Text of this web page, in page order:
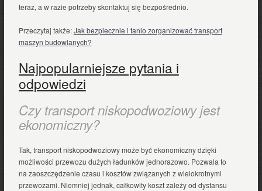
teraz, a w razie potrzeby skontaktuj się bezpośrednio.
Przeczytaj także:Jak bezpiecznie i tanio zorganizować transport
maszyn budowlanych?
Najpopularniejsze pytania i
odpowiedzi
Czy transport niskopodwoziowy jest
ekonomiczny?
Tak, transport niskopodwoziowy może być ekonomiczny dzięki
możliwości przewozu dużych ładunków jednorazowo. Pozwala to
na zaoszczędzenie czasu i kosztów związanych z wielokrotnymi
przewozami. Niemniej jednak, całkowity koszt zależy od dystansu